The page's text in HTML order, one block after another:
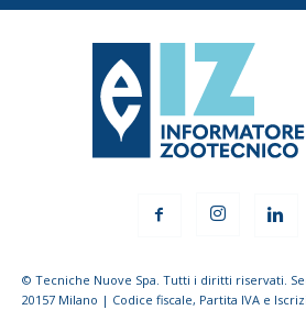
© Tecniche Nuove Spa. Tutti i diritti riservati.
20157 Milano | Codice fiscale, Partita IVA e